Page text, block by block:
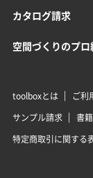
カタログ請求
空間づくりのプロ
toolboxとは ご利
サンプル請求
書籍
特定商取引に関する